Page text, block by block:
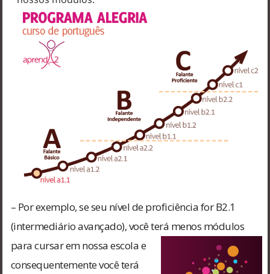
– Por exemplo, se seu nível de proficiência for B2.1
(intermediário avançado), você terá menos módulos
paracursar em nossa escola e
consequentemente você terá